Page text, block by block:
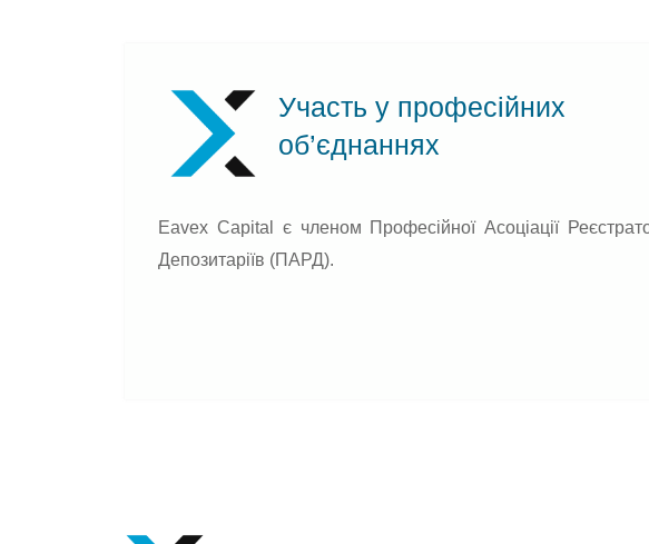
Участь у професійних
об’єднаннях
Eavex Capital є членом Професійної Асоціації
Депозитаріїв (ПАРД).